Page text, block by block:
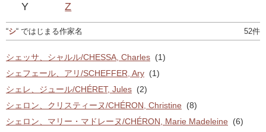
Y
Z
“シ“ ではじまる作家名 52件
シェッサ、シャルル/CHESSA, Charles (1)
シェフェール、アリ/SCHEFFER, Ary (1)
シェレ、ジュール/CHÉRET, Jules (2)
シェロン、クリスティーヌ/CHÉRON, Christine (8)
シェロン、マリー・マドレーヌ/CHÉRON, Marie Madeleine (6)